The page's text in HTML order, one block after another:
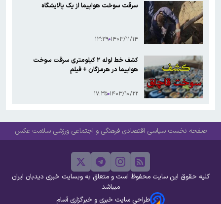
سرقت سوخت هواپیما از یک پالایشگاه
۱۴۰۳/۱۱/۱۴ ۱۳:۳۹
کشف خط لوله ۲ کیلومتری سرقت سوخت
هواپیما در هرمزگان + فیلم
۱۴۰۳/۱۰/۲۲ ۱۷:۳۵
صفحه نخست سیاسی اقتصادی فرهنگی و اجتماعی ورزشی سلامت عکس
کلیه حقوق این سایت محفوظ است و متعلق به وبسایت خبری دیدبان ایران
میباشد
طراحی سایت خبری و خبرگزاری آسام